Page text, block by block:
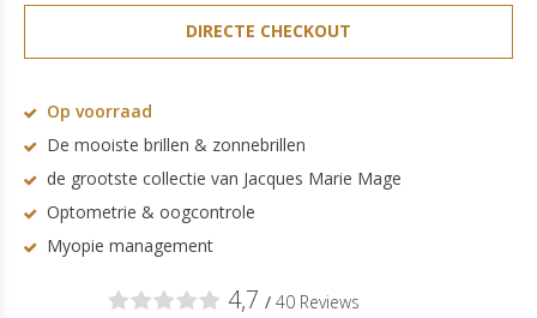
DIRECTE CHECKOUT
Op voorraad
De mooiste brillen & zonnebrillen
de grootste collectie van Jacques Marie Mage
Optometrie & oogcontrole
Myopie management
4,7 / 40 Reviews